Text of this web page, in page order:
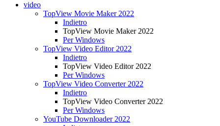
video
TopView Movie Maker 2022
Indietro
TopView Movie Maker 2022
Per Windows
TopView Video Editor 2022
Indietro
TopView Video Editor 2022
Per Windows
TopView Video Converter 2022
Indietro
TopView Video Converter 2022
Per Windows
YouTube Downloader 2022